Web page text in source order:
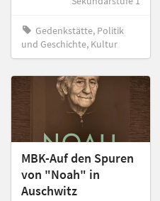
Gedenkstätte, Politik
und Geschichte, Kultur
MBK-Auf den Spuren
von "Noah" in
Auschwitz